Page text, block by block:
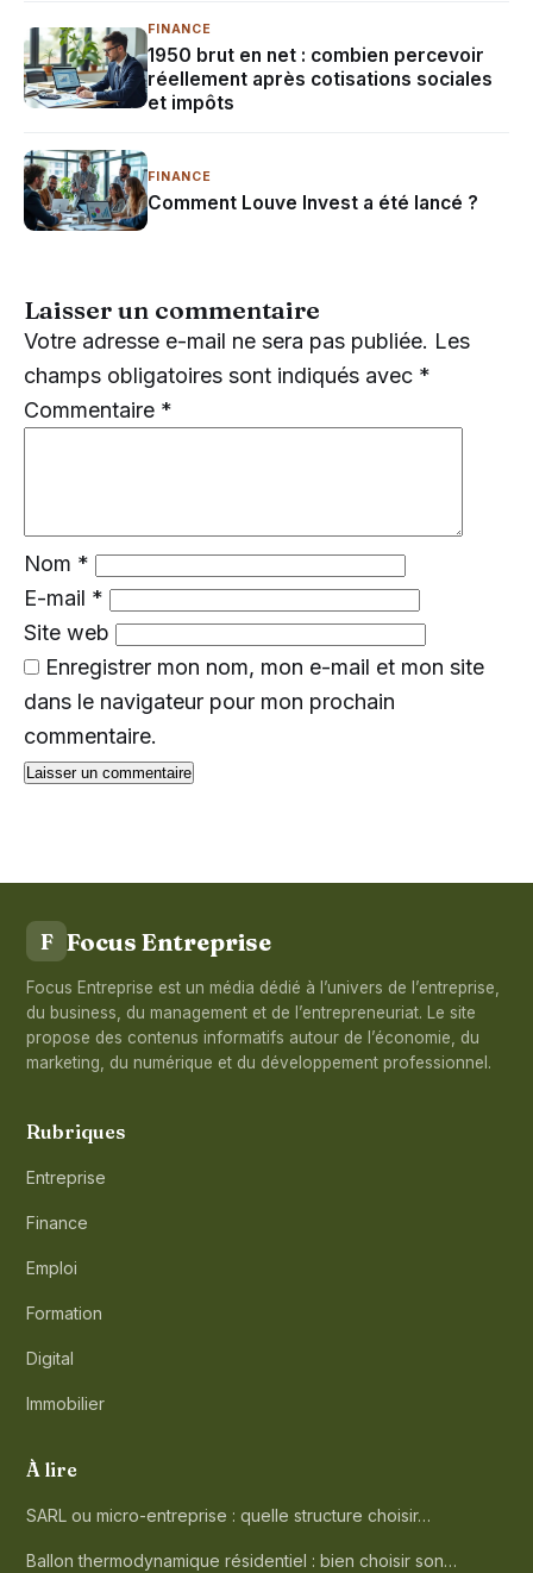
FINANCE
1950 brut en net : combien percevoir
réellement après cotisations sociales
et impôts
FINANCE
Comment Louve Invest a été lancé ?
Laisser un commentaire
Votre adresse e-mail ne sera pas publiée. Les
champs obligatoires sont indiqués avec *
Commentaire *
Nom *
E-mail *
Site web
Enregistrer mon nom, mon e-mail et mon site
dans le navigateur pour mon prochain
commentaire.
F Focus Entreprise
Focus Entreprise est un média dédié à l’univers de l’entreprise,
du business, du management et de l’entrepreneuriat. Le site
propose des contenus informatifs autour de l’économie, du
marketing, du numérique et du développement professionnel.
Rubriques
Entreprise
Finance
Emploi
Formation
Digital
Immobilier
À lire
SARL ou micro-entreprise : quelle structure choisir…
Ballon thermodynamique résidentiel : bien choisir son…